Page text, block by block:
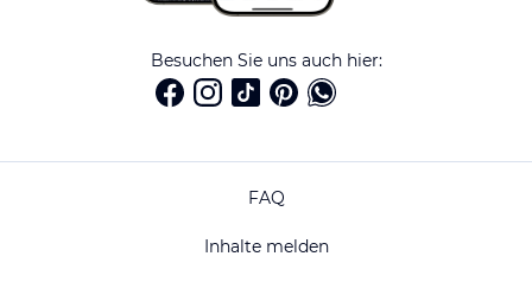
Besuchen Sie uns auch hier:
FAQ
Inhalte melden